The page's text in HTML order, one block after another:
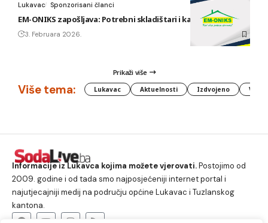
Lukavac Sponzorisani članci
EM-ONIKS zapošljava: Potrebni skladištari i kasirke
3. Februara 2026.
Prikaži više
Više tema: Lukavac Aktuelnosti Izdvojeno
Informacije iz Lukavca kojima možete vjerovati.Postojimo od
2009. godine i od tada smo najposjećeniji internet portal i
najutjecajniji medij na području općine Lukavac i Tuzlanskog
kantona.